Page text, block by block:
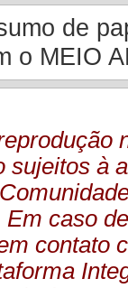
de
o MEIO
à
caso
contato